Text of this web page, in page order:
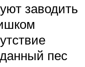
заводить
пес